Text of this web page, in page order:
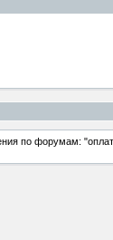
по форумам: